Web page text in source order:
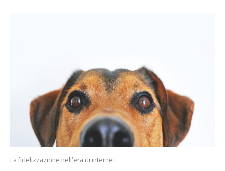
La fidelizzazione nell’era di internet